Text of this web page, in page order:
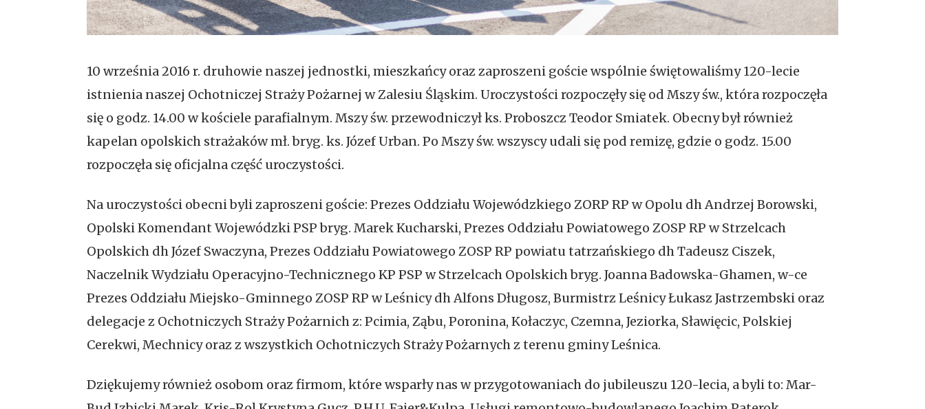
10 września 2016 r. druhowie naszej jednostki, mieszkańcy oraz zaproszeni goście wspólnie świętowaliśmy 120-lecie
istnienia naszej Ochotniczej Straży Pożarnej w Zalesiu Śląskim. Uroczystości rozpoczęły się od Mszy św., która rozpoczęła
się o godz. 14.00 w kościele parafialnym. Mszy św. przewodniczył ks. Proboszcz Teodor Smiatek. Obecny był również
kapelan opolskich strażaków mł. bryg. ks. Józef Urban. Po Mszy św. wszyscy udali się pod remizę, gdzie o godz. 15.00
rozpoczęła się oficjalna część uroczystości.
Na uroczystości obecni byli zaproszeni goście: Prezes Oddziału Wojewódzkiego ZORP RP w Opolu dh Andrzej Borowski,
Opolski Komendant Wojewódzki PSP bryg. Marek Kucharski, Prezes Oddziału Powiatowego ZOSP RP w Strzelcach
Opolskich dh Józef Swaczyna, Prezes Oddziału Powiatowego ZOSP RP powiatu tatrzańskiego dh Tadeusz Ciszek,
Naczelnik Wydziału Operacyjno-Technicznego KP PSP w Strzelcach Opolskich bryg. Joanna Badowska-Ghamen, w-ce
Prezes Oddziału Miejsko-Gminnego ZOSP RP w Leśnicy dh Alfons Długosz, Burmistrz Leśnicy Łukasz Jastrzembski oraz
delegacje z Ochotniczych Straży Pożarnich z: Pcimia, Ząbu, Poronina, Kołaczyc, Czemna, Jeziorka, Sławięcic, Polskiej
Cerekwi, Mechnicy oraz z wszystkich Ochotniczych Straży Pożarnych z terenu gminy Leśnica.
Dziękujemy również osobom oraz firmom, które wsparły nas w przygotowaniach do jubileuszu 120-lecia, a byli to: Mar-